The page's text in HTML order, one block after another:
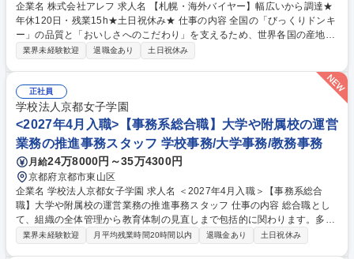
企業名 株式会社アレフ 求人名 【札幌・海外バイヤー】幅広いから調達★
年休120日・残業15h★土日祝休み★ 仕事の内容 全国の「びっくりドンキ
ー」の品質と「おいしさへのこだわり」を支えるため、世界各国の産地へ
直接赴き、原材料や機材のグローバル調達戦略の立案から実行までを牽引
ー豆や欧州の醸造原料等の新規開拓、最適な調達ルート設計■トップネゴ
シエーション： 国際情勢を見据えた、海外現地での高度な価格・契約折衝
■PB・SB品開発マネジメント： 高い品質基準を満たす海外パートナー選
定、製造プロセスの統括■品質保証・需給管理： 海外工場の監査体制構
築、全社最適な在庫管理戦略のディレクション 募集職種 【札幌・海外バ
イヤー】幅広いから調達★年休120日・残業15h★土日祝休み★
業界未経験歓迎 退職金あり 土日祝休み
正社員
学校法人京都女子学園
<2027年4月入職>【事務系総合職】大学や附属校の運営
業務の推進事務スタッフ 学校事務/大学事務/教務事務
月給24万8000円～35万4300円
京都府京都市東山区
企業名 学校法人京都女子学園 求人名 ＜2027年4月入職＞【事務系総合
職】大学や附属校の運営業務の推進事務スタッフ 仕事の内容 総合職とし
て、組織の全体管理から教育体制の見直しまで包括的に関わります。多様
な関係者と協働しながら、質的向上や魅力ある学校づくりに向けた多角的
業界未経験歓迎 月平均残業時間20時間以内 退職金あり 土日祝休み